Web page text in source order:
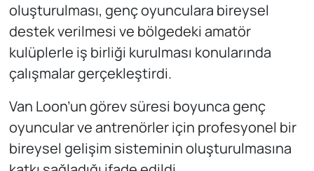
oluşturulması, genç oyunculara bireysel
destek verilmesi ve bölgedeki amatör
kulüplerle iş birliği kurulması konularında
çalışmalar gerçekleştirdi.
Van Loon’un görev süresi boyunca genç
oyuncular ve antrenörler için profesyonel bir
bireysel gelişim sisteminin oluşturulmasına